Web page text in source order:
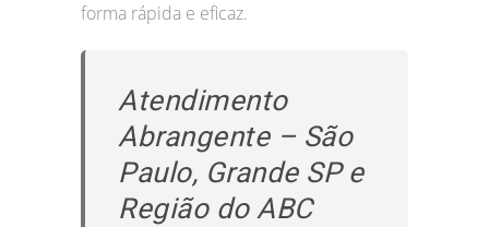
forma rápida e eficaz.
Atendimento
Abrangente – São
Paulo, Grande SP e
Região do ABC